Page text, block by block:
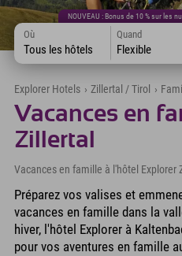
NOUVEAU : Bonus de 10 % sur les
Où
Tous les hôtels
Quand
Flexible
Explorer Hotels › Zillertal / Tirol ›
Vacances en
Zillertal
Vacances en famille à l'hôtel Explorer
Préparez vos valises et
vacances en famille dans la
hiver, l'hôtel Explorer à
pour vos aventures en famille